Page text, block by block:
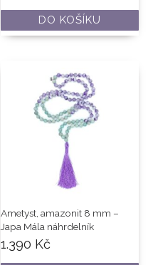
DO KOŠÍKU
Ametyst, amazonit 8 mm –
Japa Mála náhrdelník
1.390 Kč